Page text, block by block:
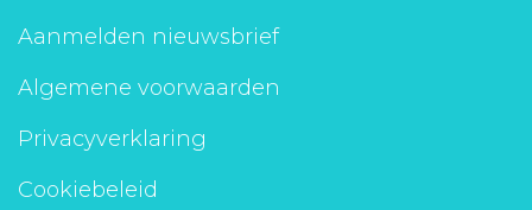
Aanmelden nieuwsbrief
Algemene voorwaarden
Privacyverklaring
Cookiebeleid